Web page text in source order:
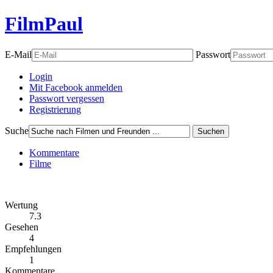
FilmPaul
E-Mail Passwort
Login
Mit Facebook anmelden
Passwort vergessen
Registrierung
Suche Suchen
Kommentare
Filme
Wertung
7.3
Gesehen
4
Empfehlungen
1
Kommentare